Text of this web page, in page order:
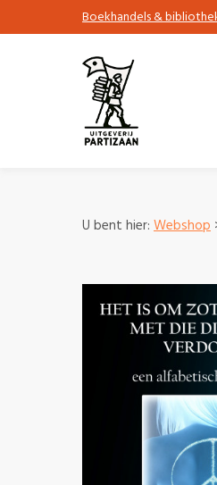
Boekhandels &
U bent hier: Webshop